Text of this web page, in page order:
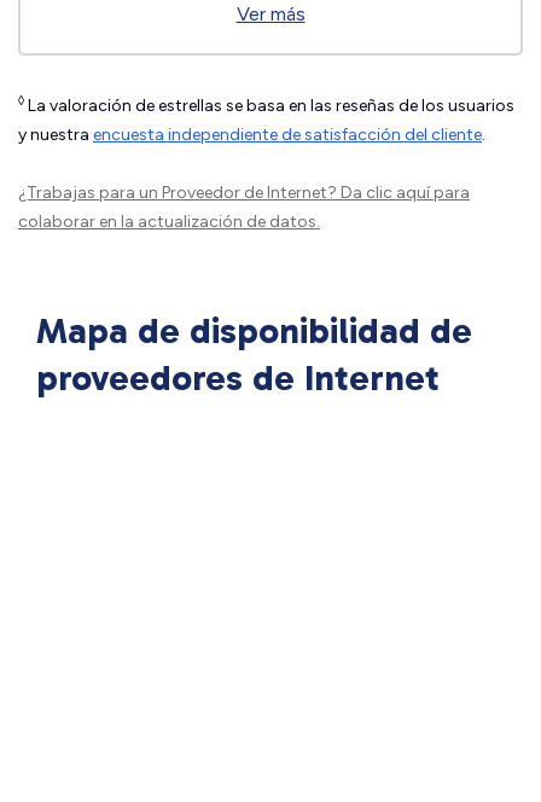
Ver más
◊ La valoración de estrellas se basa en las reseñas de los usuarios
y nuestra encuesta independiente de satisfacción del cliente.
¿Trabajas para un Proveedor de Internet? Da clic aquípara
colaborar en la actualización de datos.
Mapa de disponibilidad de
proveedores de Internet